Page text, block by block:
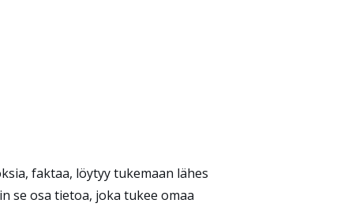
faktaa, löytyy tukemaan lähes
se osa tietoa, joka tukee omaa